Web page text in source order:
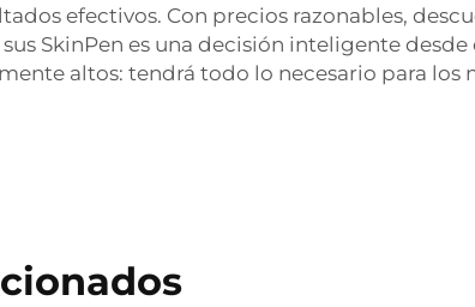
efectivos. Con precios razonables,
SkinPen es una decisión inteligente
altos: tendrá todo lo necesario para